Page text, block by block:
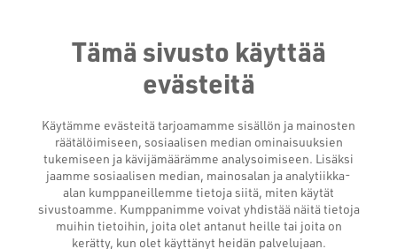
Tämä sivusto käyttää
evästeitä
Käytämme evästeitä tarjoamamme sisällön ja mainosten
räätälöimiseen, sosiaalisen median ominaisuuksien
tukemiseen ja kävijämäärämme analysoimiseen. Lisäksi
jaamme sosiaalisen median, mainosalan ja analytiikka-
alan kumppaneillemme tietoja siitä, miten käytät
sivustoamme. Kumppanimme voivat yhdistää näitä tietoja
muihin tietoihin, joita olet antanut heille tai joita on
kerätty, kun olet käyttänyt heidän palvelujaan.